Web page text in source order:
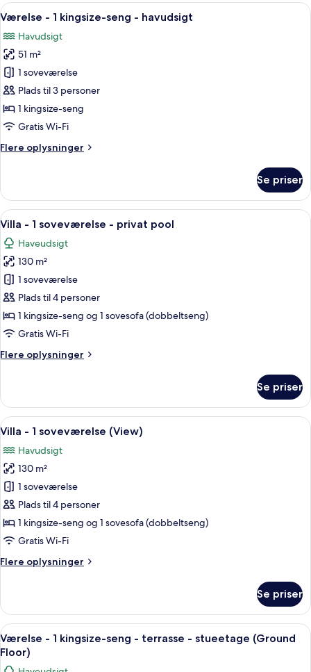
kingsize-
Indlæs
alle
billeder
af
Værelse
-
1
kingsize-
-
Et moderne hotelværelse med en
8
Værelse - 1 kingsize-seng - havudsigt
Havudsigt
51 m²
1 soveværelse
Plads til 3 personer
1 kingsize-seng
Gratis Wi-Fi
Flere oplysninger
Flere
-
kingsize-
havudsigt
Se priser
Indlæs
alle
billeder
af
Villa
-
1
soveværelse
privat
Et poolområde med liggestole, et
8
Villa - 1 soveværelse - privat pool
Haveudsigt
130 m²
1 soveværelse
Plads til 4 personer
1 kingsize-seng og 1 sovesofa (dobbeltseng)
Gratis Wi-Fi
Flere oplysninger
Flere
-
soveværelse
privat
pool
Se priser
Indlæs
alle
billeder
af
Villa
-
1
soveværelse
Et poolområde med havudsigt,
10
Villa - 1 soveværelse (View)
Havudsigt
130 m²
1 soveværelse
Plads til 4 personer
1 kingsize-seng og 1 sovesofa (dobbeltseng)
Gratis Wi-Fi
Flere oplysninger
Flere
-
soveværelse
(View)
Se priser
Indlæs
alle
billeder
Et hotelværelse med en stor seng,
9
Værelse - 1 kingsize-seng - terrasse - stueetage (Ground
Floor)